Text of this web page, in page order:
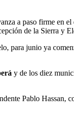
a paso firme en el
de la Sierra y
para junio ya
y de los diez
Pablo Hassan,